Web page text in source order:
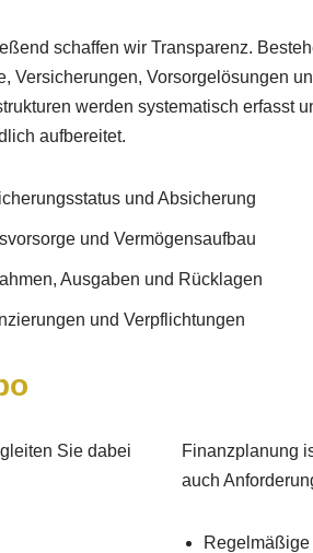
schaffen wir Transparenz.
Versicherungen, Vorsorgelösungen
werden systematisch erfasst
aufbereitet.
und Absicherung
und Vermögensaufbau
Ausgaben und Rücklagen
und Verpflichtungen
Sie dabei
Finanzplanung
auch